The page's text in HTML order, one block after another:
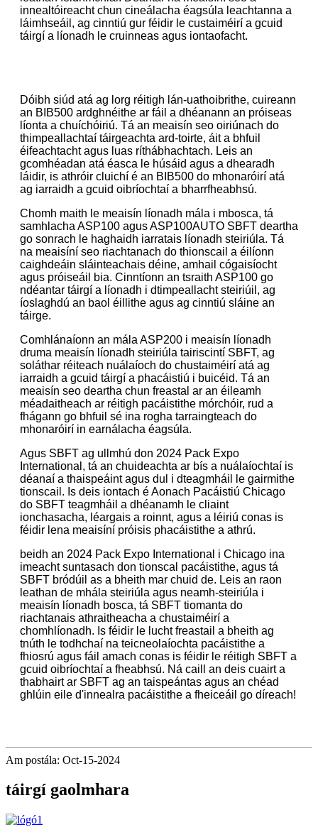
innealtóireacht chun cineálacha éagsúla leachtanna a
láimhseáil, ag cinntiú gur féidir le custaiméirí a gcuid
táirgí a líonadh le cruinneas agus iontaofacht.
Dóibh siúd atá ag lorg réitigh lán-uathoibrithe, cuireann
an BIB500 ardghnéithe ar fáil a dhéanann an próiseas
líonta a chuíchóiriú. Tá an meaisín seo oiriúnach do
thimpeallachtaí táirgeachta ard-toirte, áit a bhfuil
éifeachtacht agus luas ríthábhachtach. Leis an
gcomhéadan atá éasca le húsáid agus a dhearadh
láidir, is athróir cluichí é an BIB500 do mhonaróirí atá
ag iarraidh a gcuid oibríochtaí a bharrfheabhsú.
Chomh maith le meaisín líonadh mála i mbosca, tá
samhlacha ASP100 agus ASP100AUTO SBFT deartha
go sonrach le haghaidh iarratais líonadh steiriúla. Tá
na meaisíní seo riachtanach do thionscail a éilíonn
caighdeáin sláinteachais déine, amhail cógaisíocht
agus próiseáil bia. Cinntíonn an tsraith ASP100 go
ndéantar táirgí a líonadh i dtimpeallacht steiriúil, ag
íoslaghdú an baol éillithe agus ag cinntiú sláine an
táirge.
Comhlánaíonn an mála ASP200 i meaisín líonadh
druma meaisín líonadh steiriúla tairiscintí SBFT, ag
soláthar réiteach nuálaíoch do chustaiméirí atá ag
iarraidh a gcuid táirgí a phacáistiú i buicéid. Tá an
meaisín seo deartha chun freastal ar an éileamh
méadaitheach ar réitigh pacáistithe mórchóir, rud a
fhágann go bhfuil sé ina rogha tarraingteach do
mhonaróirí in earnálacha éagsúla.
Agus SBFT ag ullmhú don 2024 Pack Expo
International, tá an chuideachta ar bís a nuálaíochtaí is
déanaí a thaispeáint agus dul i dteagmháil le gairmithe
tionscail. Is deis iontach é Aonach Pacáistiú Chicago
do SBFT teagmháil a dhéanamh le cliaint
ionchasacha, léargais a roinnt, agus a léiriú conas is
féidir lena meaisíní próisis phacáistithe a athrú.
beidh an 2024 Pack Expo International i Chicago ina
imeacht suntasach don tionscal pacáistithe, agus tá
SBFT bródúil as a bheith mar chuid de. Leis an raon
leathan de mhála steiriúla agus neamh-steiriúla i
meaisín líonadh bosca, tá SBFT tiomanta do
riachtanais athraitheacha a chustaiméirí a
chomhlíonadh. Is féidir le lucht freastail a bheith ag
tnúth le todhchaí na teicneolaíochta pacáistithe a
fhiosrú agus fáil amach conas is féidir le réitigh SBFT a
gcuid oibríochtaí a fheabhsú. Ná caill an deis cuairt a
thabhairt ar SBFT ag an taispeántas agus an chéad
ghlúin eile d'innealra pacáistithe a fheiceáil go díreach!
Am postála: Oct-15-2024
táirgí gaolmhara